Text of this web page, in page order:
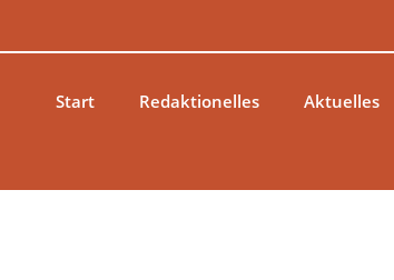
Start
Redaktionelles Aktuelles